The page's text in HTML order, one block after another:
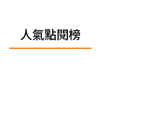
人氣點閱榜